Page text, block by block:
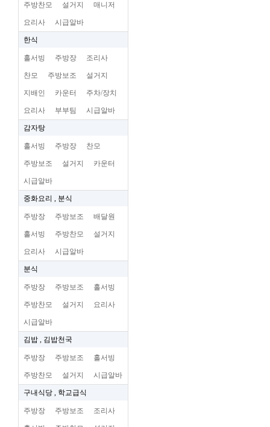
주방찬모 설거지 매니저
요리사 시급알바
한식
홀서빙 주방장 조리사
찬모 주방보조 설거지
지배인 카운터 주차/장치
요리사 부부팀 시급알바
감자탕
홀서빙 주방장 찬모
주방보조 설거지 카운터
시급알바
중화요리 , 분식
주방장 주방보조 배달원
홀서빙 주방찬모 설거지
요리사 시급알바
분식
주방장 주방보조 홀서빙
주방찬모 설거지 요리사
시급알바
김밥 , 김밥천국
주방장 주방보조 홀서빙
주방찬모 설거지 시급알바
구내식당 , 학교급식
주방장 주방보조 조리사